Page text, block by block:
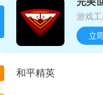
游戏
立
和平精英